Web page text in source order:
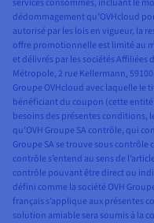
services consommés, incluant le
dédommagement qu’OVHcloud
autorisé par les lois en vigueur, la
offre promotionnelle est limité au
et délivrés par les sociétés Affiliées
Métropole, 2 rue Kellermann,
Groupe OVHcloud avec laquelle le
bénéficiant du coupon (cette entité
besoins des présentes conditions,
qu’OVH Groupe SA contrôle, qui
Groupe SA se trouve sous
contrôle s’entend au sens de
contrôle pouvant être direct ou
défini comme la société OVH
français s’applique aux présentes
solution amiable sera soumis à la